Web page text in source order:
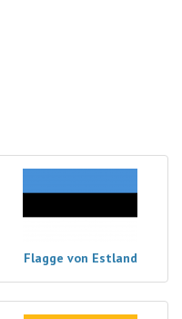
Flagge von Estland